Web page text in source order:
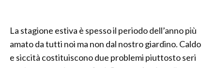
La stagione estiva è spesso il periodo dell’anno più
amato da tutti noi ma non dal nostro giardino. Caldo
e siccità costituiscono due problemi piuttosto seri